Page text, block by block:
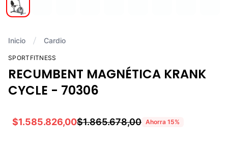
Inicio Cardio
SPORTFITNESS
RECUMBENT MAGNÉTICA KRANK
CYCLE - 70306
$1.585.826,00$1.865.678,00 Ahorra 15%